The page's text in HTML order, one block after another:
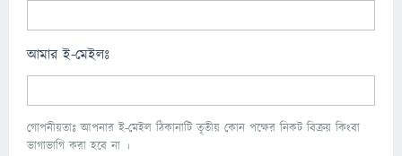
আমার ই-মেইলঃ
গোপনীয়তাঃ আপনার ই-মেইল ঠিকানাটি তৃতীয় কোন পক্ষের নিকট বিক্রয় কিংবা
ভাগাভাগি করা হবে না ।